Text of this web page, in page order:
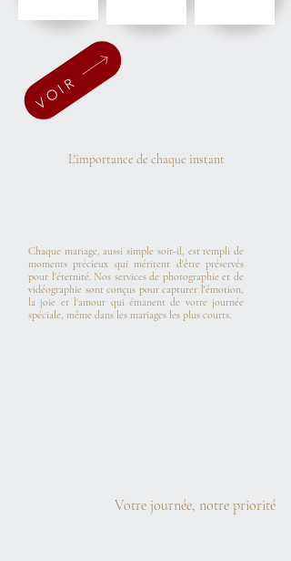
L'importance de chaque instant
Chaque mariage, aussi simple soit-il, est rempli de
moments précieux qui méritent d'être préservés
pour l'éternité. Nos services de photographie et de
vidéographie sont conçus pour capturer l'émotion,
la joie et l'amour qui émanent de votre journée
spéciale, même dans les mariages les plus courts.
VOIR
Votre journée, notre priorité